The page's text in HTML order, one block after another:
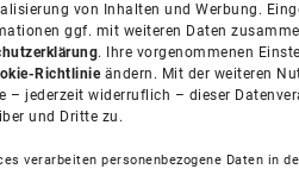
von Inhalten und Werbung.
ggf. mit weiteren Daten
. Ihre vorgenommenen
Richtlinieändern. Mit der weiteren
– jederzeit widerruflich – dieser
und Dritte zu.
verarbeiten personenbezogene Daten in
Unsere Partner